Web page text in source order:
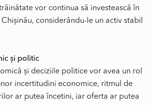
vor continua să investească în
considerându-le un activ stabil
și politic
și deciziile politice vor avea un rol
incertitudini economice, ritmul de
ar putea încetini, iar oferta ar putea